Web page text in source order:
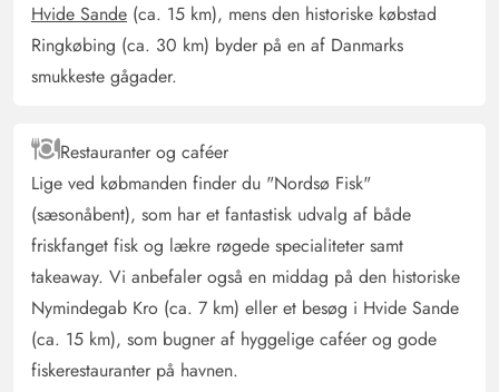
Hvide Sande (ca. 15 km), mens den historiske købstad
Ringkøbing (ca. 30 km) byder på en af Danmarks
smukkeste gågader.
Restauranter og caféer
Lige ved købmanden finder du "Nordsø Fisk"
(sæsonåbent), som har et fantastisk udvalg af både
friskfanget fisk og lækre røgede specialiteter samt
takeaway. Vi anbefaler også en middag på den historiske
Nymindegab Kro (ca. 7 km) eller et besøg i Hvide Sande
(ca. 15 km), som bugner af hyggelige caféer og gode
fiskerestauranter på havnen.